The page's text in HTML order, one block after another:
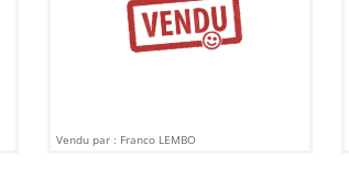
Vendu par : Franco LEMBO